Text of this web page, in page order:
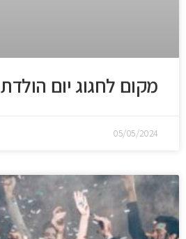
מקום לחגוג יום הולדת 50
05/05/2024